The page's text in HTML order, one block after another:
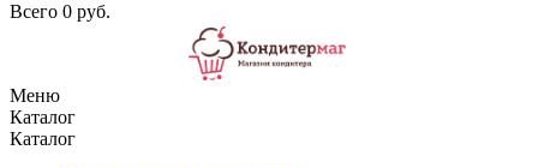
Всего 0 руб.
Меню
Каталог
Каталог